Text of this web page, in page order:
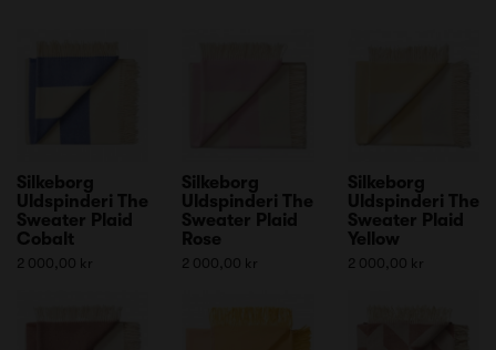
Silkeborg
Uldspinderi The
Sweater Plaid
Cobalt
2 000,00 kr
Silkeborg
Uldspinderi The
Sweater Plaid
Rose
2 000,00 kr
Silkeborg
Uldspinderi The
Sweater Plaid
Yellow
2 000,00 kr